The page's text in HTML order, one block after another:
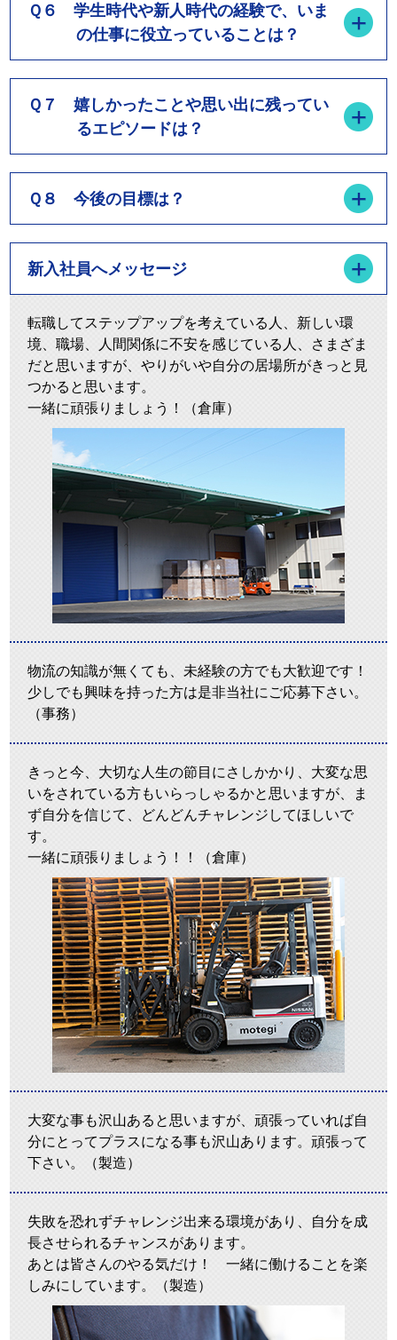
Ｑ６ 学生時代や新人時代の経験で、いま
の仕事に役立っていることは？
Ｑ７ 嬉しかったことや思い出に残ってい
るエピソードは？
Ｑ８ 今後の目標は？
新入社員へメッセージ
転職してステップアップを考えている人、新しい環
境、職場、人間関係に不安を感じている人、さまざま
だと思いますが、やりがいや自分の居場所がきっと見
つかると思います。
一緒に頑張りましょう！（倉庫）
物流の知識が無くても、未経験の方でも大歓迎です！
少しでも興味を持った方は是非当社にご応募下さい。
（事務）
きっと今、大切な人生の節目にさしかかり、大変な思
いをされている方もいらっしゃるかと思いますが、ま
ず自分を信じて、どんどんチャレンジしてほしいで
す。
一緒に頑張りましょう！！（倉庫）
大変な事も沢山あると思いますが、頑張っていれば自
分にとってプラスになる事も沢山あります。頑張って
下さい。（製造）
失敗を恐れずチャレンジ出来る環境があり、自分を成
長させられるチャンスがあります。
あとは皆さんのやる気だけ！ 一緒に働けることを楽
しみにしています。（製造）